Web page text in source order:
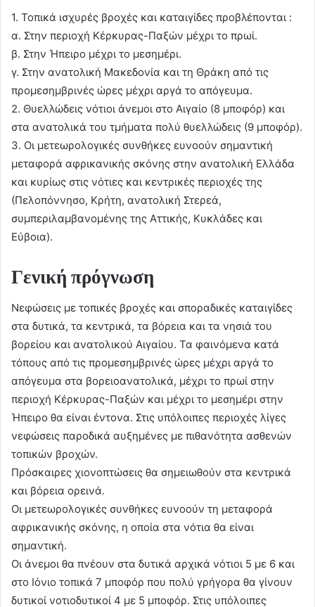
1. Τοπικά ισχυρές βροχές και καταιγίδες προβλέπονται :
α. Στην περιοχή Κέρκυρας-Παξών μέχρι το πρωί.
β. Στην Ήπειρο μέχρι το μεσημέρι.
γ. Στην ανατολική Μακεδονία και τη Θράκη από τις
προμεσημβρινές ώρες μέχρι αργά το απόγευμα.
2. Θυελλώδεις νότιοι άνεμοι στο Αιγαίο (8 μποφόρ) και
στα ανατολικά του τμήματα πολύ θυελλώδεις (9 μποφόρ).
3. Οι μετεωρολογικές συνθήκες ευνοούν σημαντική
μεταφορά αφρικανικής σκόνης στην ανατολική Ελλάδα
και κυρίως στις νότιες και κεντρικές περιοχές της
(Πελοπόννησο, Κρήτη, ανατολική Στερεά,
συμπεριλαμβανομένης της Αττικής, Κυκλάδες και
Εύβοια).
Γενική πρόγνωση
Νεφώσεις με τοπικές βροχές και σποραδικές καταιγίδες
στα δυτικά, τα κεντρικά, τα βόρεια και τα νησιά του
βορείου και ανατολικού Αιγαίου. Τα φαινόμενα κατά
τόπους από τις προμεσημβρινές ώρες μέχρι αργά το
απόγευμα στα βορειοανατολικά, μέχρι το πρωί στην
περιοχή Κέρκυρας-Παξών και μέχρι το μεσημέρι στην
Ήπειρο θα είναι έντονα. Στις υπόλοιπες περιοχές λίγες
νεφώσεις παροδικά αυξημένες με πιθανότητα ασθενών
τοπικών βροχών.
Πρόσκαιρες χιονοπτώσεις θα σημειωθούν στα κεντρικά
και βόρεια ορεινά.
Οι μετεωρολογικές συνθήκες ευνοούν τη μεταφορά
αφρικανικής σκόνης, η οποία στα νότια θα είναι
σημαντική.
Οι άνεμοι θα πνέουν στα δυτικά αρχικά νότιοι 5 με 6 και
στο Ιόνιο τοπικά 7 μποφόρ που πολύ γρήγορα θα γίνουν
δυτικοί νοτιοδυτικοί 4 με 5 μποφόρ. Στις υπόλοιπες